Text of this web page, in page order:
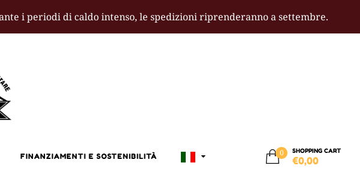
i periodi di caldo intenso, le spedizioni riprenderanno a settembre.
0 SHOPPING CART
€0,00
FINANZIAMENTI E SOSTENIBILITÀ